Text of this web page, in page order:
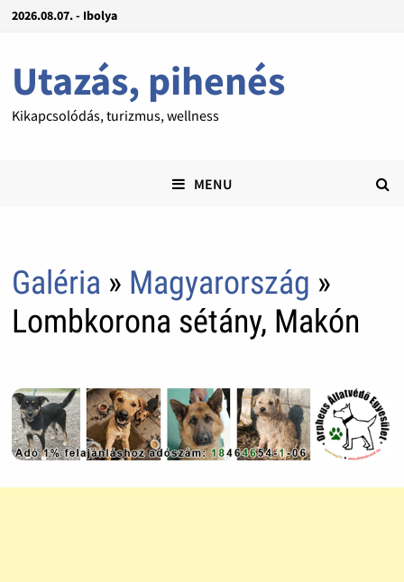
2026.08.07. - Ibolya
Utazás, pihenés
Kikapcsolódás, turizmus, wellness
MENU
Galéria » Magyarország »
Lombkorona sétány, Makón